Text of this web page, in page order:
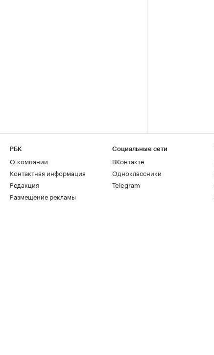
РБК
О компании
Контактная информация
Редакция
Размещение рекламы
Социальные сети
ВКонтакте
Одноклассники
Telegram